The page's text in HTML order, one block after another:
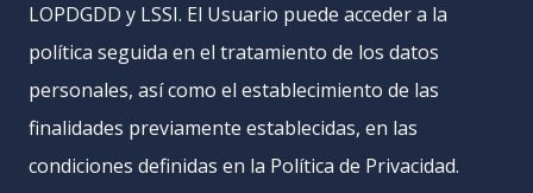
LOPDGDD y LSSI. El Usuario puede acceder a la
política seguida en el tratamiento de los datos
personales, así como el establecimiento de las
finalidades previamente establecidas, en las
condiciones definidas en la Política de Privacidad.